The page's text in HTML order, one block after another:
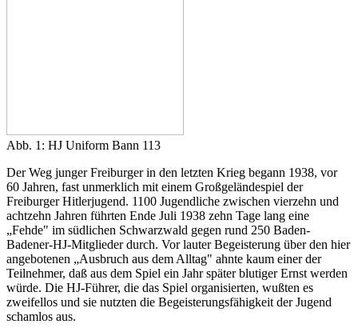
Abb. 1: HJ Uniform Bann 113
Der Weg junger Freiburger in den letzten Krieg begann 1938, vor
60 Jahren, fast unmerklich mit einem Großgeländespiel der
Freiburger Hitlerjugend. 1100 Jugendliche zwischen vierzehn und
achtzehn Jahren führten Ende Juli 1938 zehn Tage lang eine
„Fehde" im südlichen Schwarzwald gegen rund 250 Baden-
Badener-HJ-Mitglieder durch. Vor lauter Begeisterung über den hier
angebotenen „Ausbruch aus dem Alltag" ahnte kaum einer der
Teilnehmer, daß aus dem Spiel ein Jahr später blutiger Ernst werden
würde. Die HJ-Führer, die das Spiel organisierten, wußten es
zweifellos und sie nutzten die Begeisterungsfähigkeit der Jugend
schamlos aus.